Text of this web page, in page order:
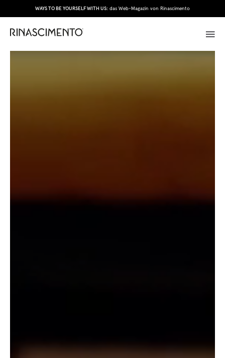
WAYS TO BE YOURSELF WITH US: das Web-Magazin von Rinascimento